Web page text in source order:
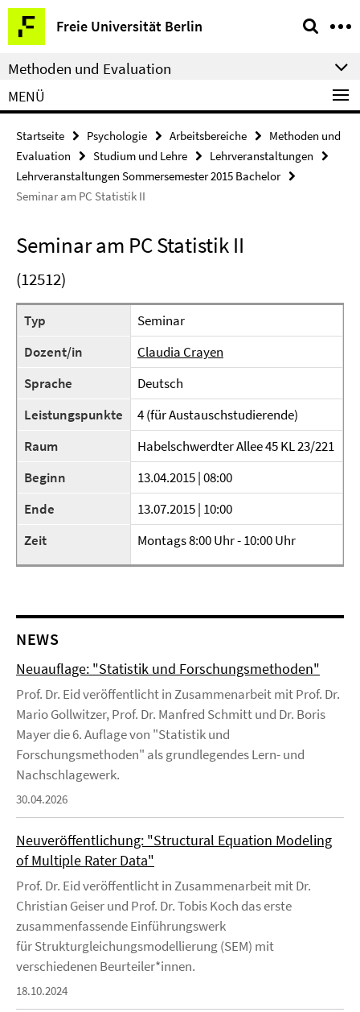
Springe
direkt
zu
Inhalt
Freie Universität Berlin
Service-
Navigation
Methoden und Evaluation
MENÜ
Startseite Psychologie Arbeitsbereiche
Methoden und
Evaluation
Studium und Lehre
Lehrveranstaltungen
Lehrveranstaltungen Sommersemester 2015 Bachelor
Seminar am PC Statistik II
Seminar am PC Statistik II
(12512)
Typ
Seminar
Dozent/in
Claudia Crayen
Sprache
Deutsch
Leistungspunkte
4 (für Austauschstudierende)
Raum
Habelschwerdter Allee 45 KL 23/221
Beginn
13.04.2015 | 08:00
Ende
13.07.2015 | 10:00
Zeit
Montags 8:00 Uhr - 10:00 Uhr
NEWS
Neuauflage: "Statistik und Forschungsmethoden"
Prof. Dr. Eid veröffentlicht in Zusammenarbeit mit Prof. Dr.
Mario Gollwitzer, Prof. Dr. Manfred Schmitt und Dr. Boris
Mayer die 6. Auflage von "Statistik und
Forschungsmethoden" als grundlegendes Lern- und
Nachschlagewerk.
30.04.2026
Neuveröffentlichung: "Structural Equation Modeling
of Multiple Rater Data"
Prof. Dr. Eid veröffentlicht in Zusammenarbeit mit Dr.
Christian Geiser und Prof. Dr. Tobis Koch das erste
zusammenfassende Einführungswerk
für Strukturgleichungsmodellierung (SEM) mit
verschiedenen Beurteiler*innen.
18.10.2024